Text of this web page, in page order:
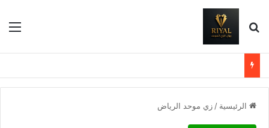
بحث عن
الرئيسية / زي موحد الرياض